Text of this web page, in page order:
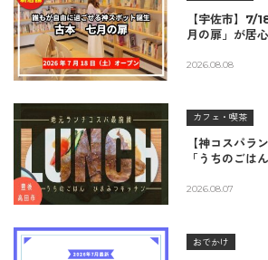
【宇佐市】7/
月の扉」が居
至福の読書空間
2026.08.08
カフェ・喫茶
【神コスパラ
「うちのごは
＆生姜焼き！
2026.08.07
おでかけ